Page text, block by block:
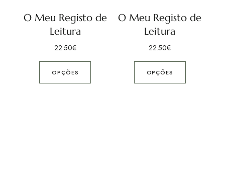
O Meu Registo de
Leitura
22.50€
OPÇÕES
O Meu Registo de
Leitura
22.50€
OPÇÕES